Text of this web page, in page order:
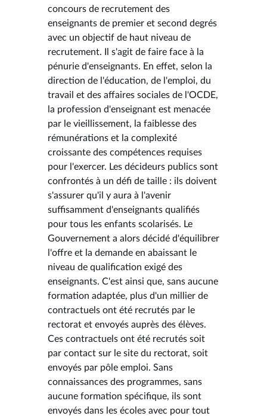
concours de recrutement des
enseignants de premier et second degrés
avec un objectif de haut niveau de
recrutement. Il s'agit de faire face à la
pénurie d'enseignants. En effet, selon la
direction de l'éducation, de l'emploi, du
travail et des affaires sociales de l'OCDE,
la profession d'enseignant est menacée
par le vieillissement, la faiblesse des
rémunérations et la complexité
croissante des compétences requises
pour l'exercer. Les décideurs publics sont
confrontés à un défi de taille : ils doivent
s'assurer qu'il y aura à l'avenir
suffisamment d'enseignants qualifiés
pour tous les enfants scolarisés. Le
Gouvernement a alors décidé d'équilibrer
l'offre et la demande en abaissant le
niveau de qualification exigé des
enseignants. C'est ainsi que, sans aucune
formation adaptée, plus d'un millier de
contractuels ont été recrutés par le
rectorat et envoyés auprès des élèves.
Ces contractuels ont été recrutés soit
par contact sur le site du rectorat, soit
envoyés par pôle emploi. Sans
connaissances des programmes, sans
aucune formation spécifique, ils sont
envoyés dans les écoles avec pour tout